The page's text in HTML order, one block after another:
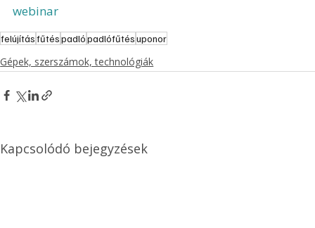
webinar
felújításfűtéspadlópadlófűtésuponor
Gépek, szerszámok, technológiák
Kapcsolódó bejegyzések